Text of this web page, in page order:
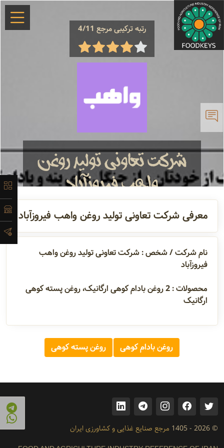
رتبه ترکیبی مرجع 4/11
شرکت تعاونی تولید روغن
واهب فیروزآباد
ارگانیک، روغن پسته کوهی ارگانیک ...
×
معرفی
تاریخچه
لیست
محصولات
آدرس و
اطلاعات
تماس
مدیران و
مسئولین
سابقه
معرفی شرکت تعاونی تولید روغن واهب فیروزآباد
نام شرکت / شخص : شرکت تعاونی تولید روغن واهب
فیروزآباد
محصولات : 2روغن بادام کوهی ارگانیک، روغن پسته کوهی
ارگانیک
روغن بادام کوهی روغن پسته کوهی
© 2026 - 1405 مرجع صنایع غذایی و کشاورزی ایران